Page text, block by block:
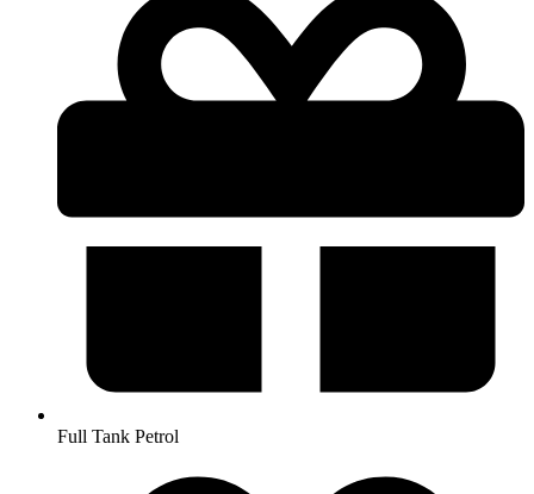
Full Tank Petrol